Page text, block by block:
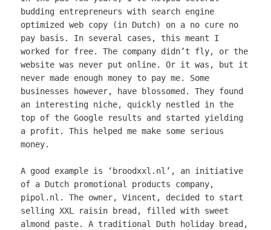
budding entrepreneurs with search engine
optimized web copy (in Dutch) on a no cure no
pay basis. In several cases, this meant I
worked for free. The company didn’t fly, or the
website was never put online. Or it was, but it
never made enough money to pay me. Some
businesses however, have blossomed. They found
an interesting niche, quickly nestled in the
top of the Google results and started yielding
a profit. This helped me make some serious
money.
A good example is ‘broodxxl.nl’, an initiative
of a Dutch promotional products company,
pipol.nl. The owner, Vincent, decided to start
selling XXL raisin bread, filled with sweet
almond paste. A traditional Duth holiday bread,